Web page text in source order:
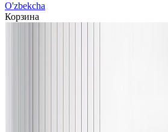
O'zbekcha
Корзина